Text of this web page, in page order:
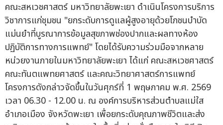
คณะสหเวชศาสตร์ มหาวิทยาลัยพะเยา ดำเนินโครงการบริการ
วิชาการแก่ชุมชน "ยกระดับการดูแลผู้สูงอายุด้วยโภชนบำบัด
แม่นยำที่บูรณาการข้อมูลสุขภาพช่องปากและผลทางห้อง
ปฏิบัติการทางการแพทย์" โดยได้รับความร่วมมือจากหลาย
หน่วยงานภายในมหาวิทยาลัยพะเยา ได้แก่ คณะสหเวชศาสตร์
คณะทันตแพทยศาสตร์ และคณะวิทยาศาสตร์การแพทย์
โครงการดังกล่าวจัดขึ้นในวันศุกร์ที่ 1 พฤษภาคม พ.ศ. 2569
เวลา 06.30 - 12.00 น. ณ องค์การบริหารส่วนตำบลแม่ใส
อำเภอเมือง จังหวัดพะเยา เพื่อยกระดับคุณภาพชีวิตและส่ง